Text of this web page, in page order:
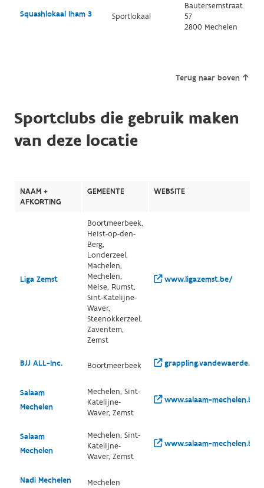
Squashlokaal Iham 3 Sportlokaal
Bautersemstraat
57
2800 Mechelen
Terug naar boven
Sportclubs die gebruik maken
van deze locatie
NAAM +
AFKORTING
GEMEENTE WEBSITE
Liga Zemst
Boortmeerbeek,
Heist-op-den-
Berg,
Londerzeel,
Machelen,
Mechelen,
Meise, Rumst,
Sint-Katelijne-
Waver,
Steenokkerzeel,
Zaventem,
Zemst
www.ligazemst.be/
BJJ ALL-Inc. Boortmeerbeek
Salaam
Mechelen
Mechelen, Sint-
Katelijne-
Waver, Zemst
www.salaam-mechelen.be/
Salaam
Mechelen
Mechelen, Sint-
Katelijne-
Waver, Zemst
www.salaam-mechelen.be/
Nadi Mechelen Mechelen